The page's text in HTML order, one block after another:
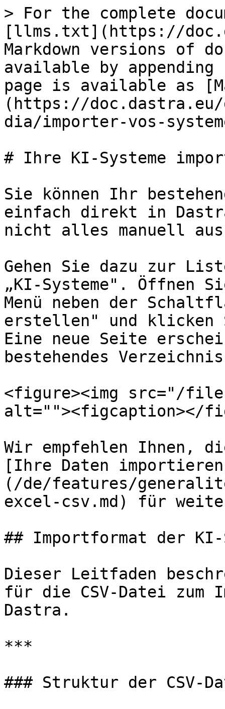
> For the complete
[llms.txt](https://
Markdown versions of
available by
page is available as
(https://doc.dastra.eu/
dia/importer-vos-
# Ihre KI-Systeme
Sie können Ihr
einfach direkt in
nicht alles manuell
Gehen Sie dazu zur
„KI-Systeme". Öffnen
Menü neben der
erstellen" und klicken
Eine neue Seite
bestehendes
<figure><img src="/files/
alt=""><figcaption></
Wir empfehlen Ihnen,
[Ihre Daten
(/de/features/
excel-csv.md) für
## Importformat der KI-
Dieser Leitfaden
für die CSV-Datei zum
Dastra.
***
### Struktur der CSV-